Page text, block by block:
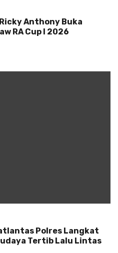
Anthony Buka
RA Cup I 2026
Polres Langkat
Tertib Lalu Lintas